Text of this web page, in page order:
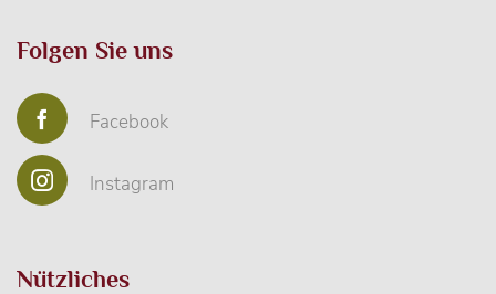
Folgen Sie uns
Facebook
Instagram
Nützliches